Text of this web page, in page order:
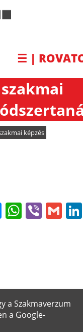
☰ |
képzés
Viber
a Szakmaverzum
a Google-